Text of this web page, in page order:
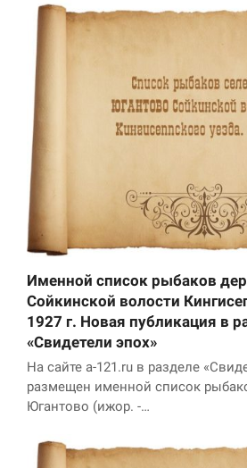
Именной список рыбаков
Сойкинской волости
1927 г. Новая публикация в
«Свидетели эпох»
На сайте a-121.ru в разделе
размещен именной список
Югантово (ижор. -…